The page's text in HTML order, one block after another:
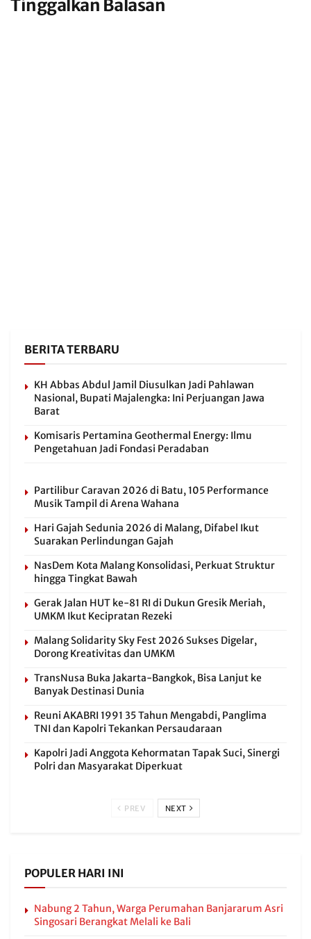
Tinggalkan Balasan
BERITA TERBARU
KH Abbas Abdul Jamil Diusulkan Jadi Pahlawan
Nasional, Bupati Majalengka: Ini Perjuangan Jawa
Barat
Komisaris Pertamina Geothermal Energy: Ilmu
Pengetahuan Jadi Fondasi Peradaban
Partilibur Caravan 2026 di Batu, 105 Performance
Musik Tampil di Arena Wahana
Hari Gajah Sedunia 2026 di Malang, Difabel Ikut
Suarakan Perlindungan Gajah
NasDem Kota Malang Konsolidasi, Perkuat Struktur
hingga Tingkat Bawah
Gerak Jalan HUT ke-81 RI di Dukun Gresik Meriah,
UMKM Ikut Kecipratan Rezeki
Malang Solidarity Sky Fest 2026 Sukses Digelar,
Dorong Kreativitas dan UMKM
TransNusa Buka Jakarta-Bangkok, Bisa Lanjut ke
Banyak Destinasi Dunia
Reuni AKABRI 1991 35 Tahun Mengabdi, Panglima
TNI dan Kapolri Tekankan Persaudaraan
Kapolri Jadi Anggota Kehormatan Tapak Suci, Sinergi
Polri dan Masyarakat Diperkuat
PREV NEXT
POPULER HARI INI
Nabung 2 Tahun, Warga Perumahan Banjararum Asri
Singosari Berangkat Melali ke Bali